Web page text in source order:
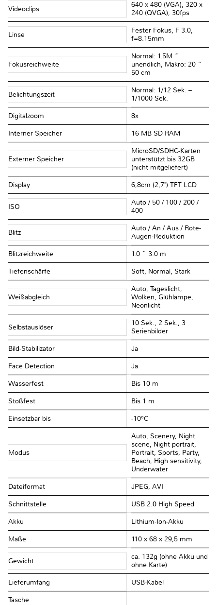
Videoclips
640 x 480 (VGA), 320 x
240 (QVGA), 30fps
Linse
Fester Fokus, F 3.0,
f=8.15mm
Fokusreichweite
Normal: 1.5M ~
unendlich, Makro: 20 ~
50 cm
Belichtungszeit
Normal: 1/12 Sek. –
1/1000 Sek.
Digitalzoom 8x
Interner Speicher 16 MB SD RAM
Externer Speicher
MicroSD/SDHC-Karten
unterstützt bis 32GB
(nicht mitgeliefert)
Display 6,8cm (2,7") TFT LCD
ISO
Auto / 50 / 100 / 200 /
400
Blitz
Auto / An / Aus / Rote-
Augen-Reduktion
Blitzreichweite 1.0 ~ 3.0 m
Tiefenschärfe Soft, Normal, Stark
Weißabgleich
Auto, Tageslicht,
Wolken, Glühlampe,
Neonlicht
Selbstauslöser
10 Sek., 2 Sek., 3
Serienbilder
Bild-Stabilizator Ja
Face Detection Ja
Wasserfest Bis 10 m
Stoßfest Bis 1 m
Einsetzbar bis -10°C
Modus
Auto, Scenery, Night
scene, Night portrait,
Portrait, Sports, Party,
Beach, High sensitivity,
Underwater
Dateiformat JPEG, AVI
Schnittstelle USB 2.0 High Speed
Akku Lithium-Ion-Akku
Maße 110 x 68 x 29,5 mm
Gewicht
ca. 132g (ohne Akku und
ohne Karte)
Lieferumfang USB-Kabel
Tasche